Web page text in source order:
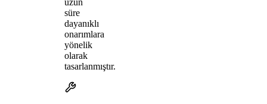
süre
dayanıklı
onarımlara
yönelik
olarak
tasarlanmıştır.